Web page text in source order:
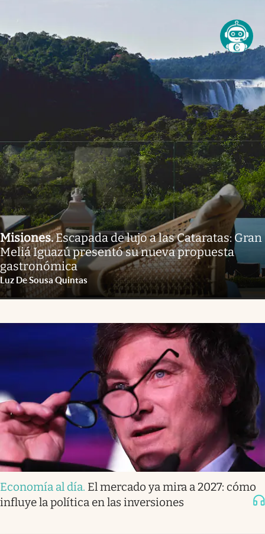
Misiones.Escapada de lujo a las Cataratas: Gran
Meliá Iguazú presentó su nueva propuesta
gastronómica
Luz De Sousa Quintas
Economía al día. El mercado ya mira a 2027: cómo
influye la política en las inversiones